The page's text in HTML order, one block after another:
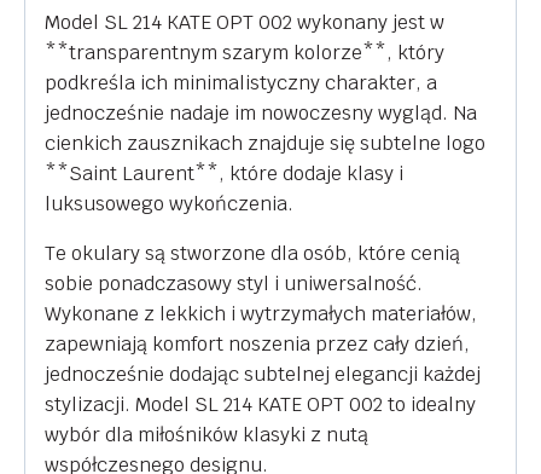
Model SL 214 KATE OPT 002 wykonany jest w
**transparentnym szarym kolorze**, który
podkreśla ich minimalistyczny charakter, a
jednocześnie nadaje im nowoczesny wygląd. Na
cienkich zausznikach znajduje się subtelne logo
**Saint Laurent**, które dodaje klasy i
luksusowego wykończenia.
Te okulary są stworzone dla osób, które cenią
sobie ponadczasowy styl i uniwersalność.
Wykonane z lekkich i wytrzymałych materiałów,
zapewniają komfort noszenia przez cały dzień,
jednocześnie dodając subtelnej elegancji każdej
stylizacji. Model SL 214 KATE OPT 002 to idealny
wybór dla miłośników klasyki z nutą
współczesnego designu.